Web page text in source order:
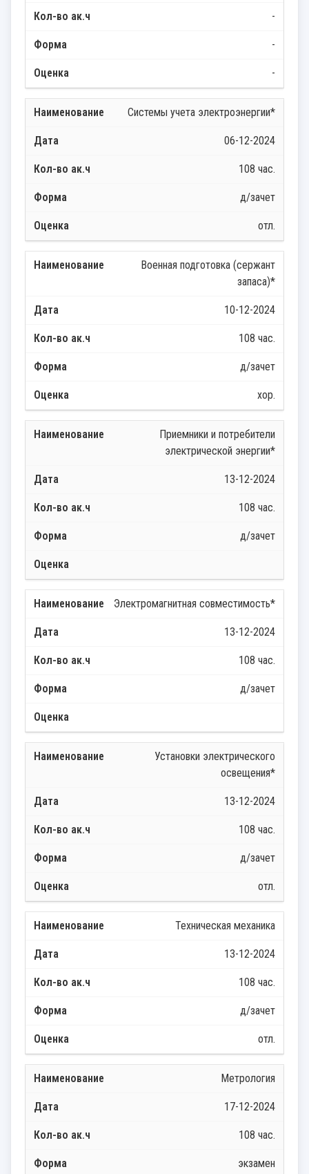
-
-
-
Системы учета электроэнергии*
06-12-2024
108 час.
д/зачет
отл.
Военная подготовка (сержант
запаса)*
10-12-2024
108 час.
д/зачет
хор.
Приемники и потребители
электрической энергии*
13-12-2024
108 час.
д/зачет
Электромагнитная совместимость*
13-12-2024
108 час.
д/зачет
Установки электрического
освещения*
13-12-2024
108 час.
д/зачет
отл.
Техническая механика
13-12-2024
108 час.
д/зачет
отл.
Метрология
17-12-2024
108 час.
экзамен